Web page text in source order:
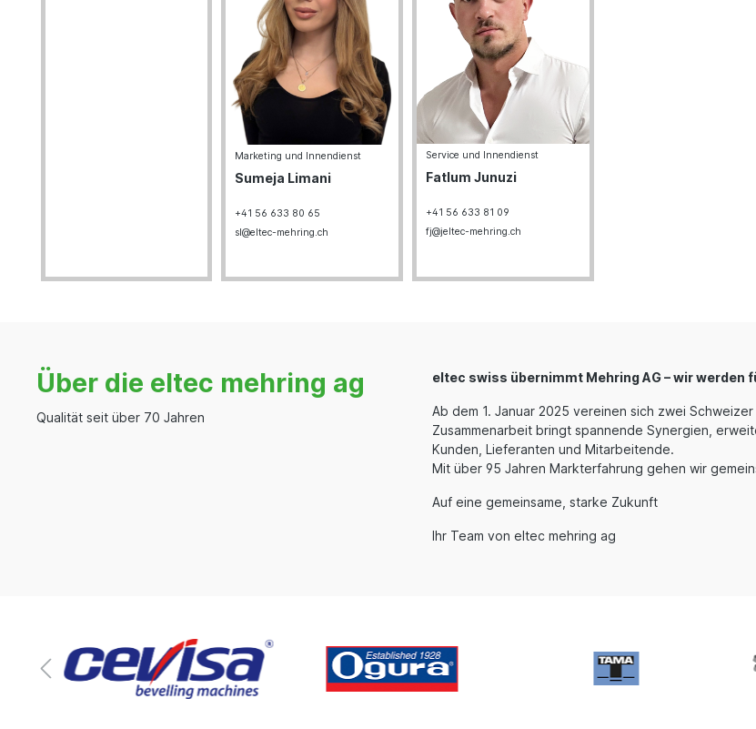
Marketing und Innendienst
Sumeja Limani
+41 56 633 80 65
sl@eltec-mehring.ch
Service und Innendienst
Fatlum Junuzi
+41 56 633 81 09
fj@jeltec-mehring.ch
Über die eltec mehring ag
Qualität seit über 70 Jahren
eltec swiss übernimmt Mehring AG – wir werden
Ab dem 1. Januar 2025 vereinen sich zwei
Zusammenarbeit bringt spannende Synergien,
Kunden, Lieferanten und Mitarbeitende.
Mit über 95 Jahren Markterfahrung gehen wir
Auf eine gemeinsame, starke Zukunft
Ihr Team von eltec mehring ag